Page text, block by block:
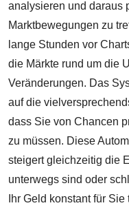
analysieren und daraus
Marktbewegungen zu
lange Stunden vor
die Märkte rund um die
Veränderungen. Das
auf die
dass Sie von Chancen
zu müssen. Diese
steigert gleichzeitig die
unterwegs sind oder
Ihr Geld konstant für Sie